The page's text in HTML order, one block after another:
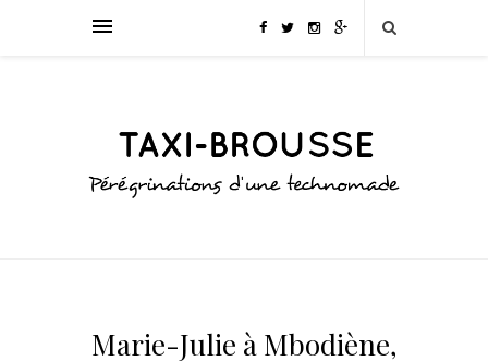
Marie-Julie à Mbodiène,